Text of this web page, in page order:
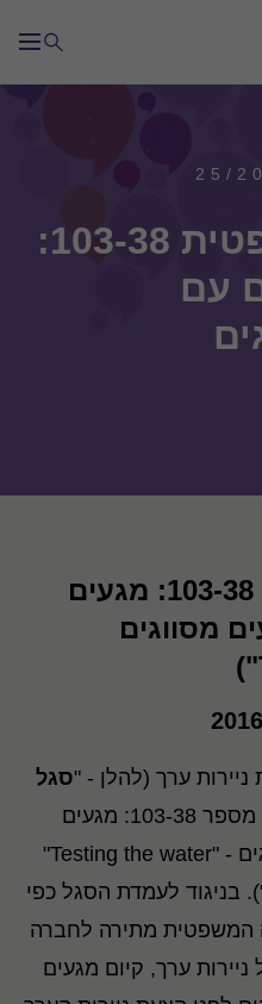
עמדת סגל משפטית 103-38:
עם
עמדת סגל משפטית 103-38: מגעים
מסווגים
2016
סגל
") את עמדה משפטית מספר 103-38: מגעים
ראשוניים עם משקיעים מסווגים - "Testing the water"
בניגוד לעמדת הסגל כפי
המשפטית מתירה לחברה
ערך, קיום מגעים